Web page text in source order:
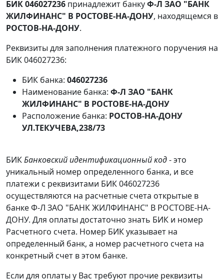
БИК 046027236 принадлежит банкуФ-Л ЗАО "БАНК
ЖИЛФИНАНС" В РОСТОВЕ-НА-ДОНУ, находящемся в
РОСТОВ-НА-ДОНУ.
Реквизиты для заполнения платежного поручения на
БИК 046027236:
БИК банка: 046027236
Наименование банка: Ф-Л ЗАО "БАНК
ЖИЛФИНАНС" В РОСТОВЕ-НА-ДОНУ
Расположение банка: РОСТОВ-НА-ДОНУ
УЛ.ТЕКУЧЕВА,238/73
БИКБанковский идентификационный код- это
уникальный номер определенного банка, и все
платежи с реквизитами БИК 046027236
осуществляются на расчетные счета открытые в
банке Ф-Л ЗАО "БАНК ЖИЛФИНАНС" В РОСТОВЕ-НА-
ДОНУ. Для оплаты достаточно знать БИК и номер
Расчетного счета. Номер БИК указывает на
определенный банк, а номер расчетного счета на
конкретный счет в этом банке.
Если для оплаты у Вас требуют прочие реквизиты